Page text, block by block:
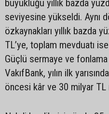
büyüklüğü yıllık bazda
seviyesine yükseldi. Aynı
özkaynakları yıllık bazda
TL’ye, toplam mevduatı
Güçlü sermaye ve fonlama
VakıfBank, yılın ilk
öncesi kâr ve 30 milyar TL